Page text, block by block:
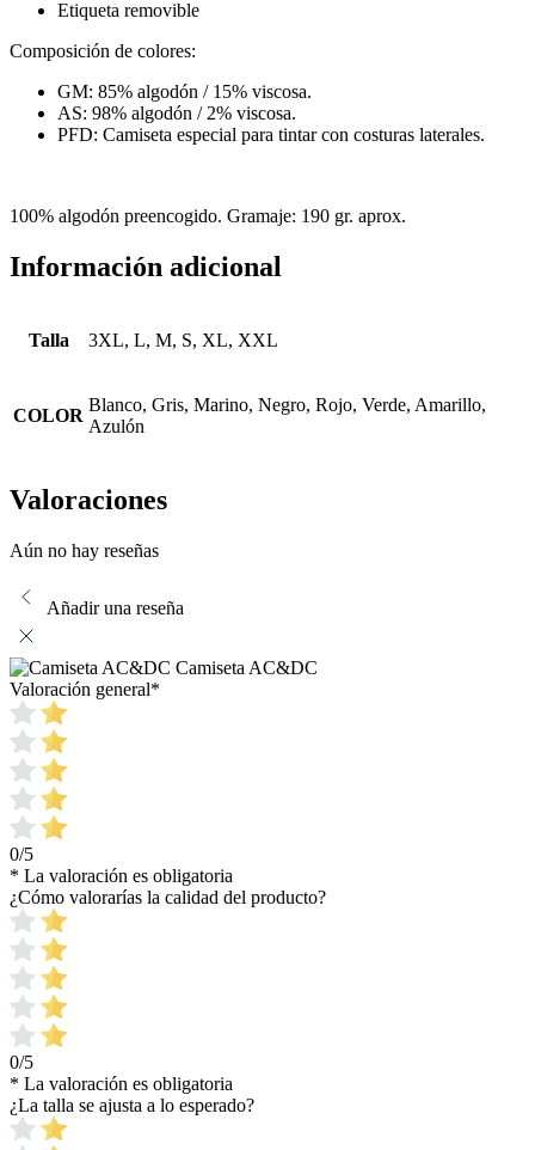
Etiqueta removible
Composición de colores:
GM: 85% algodón / 15% viscosa.
AS: 98% algodón / 2% viscosa.
PFD: Camiseta especial para tintar con costuras laterales.
100% algodón preencogido. Gramaje: 190 gr. aprox.
Información adicional
Talla 3XL, L, M, S, XL, XXL
COLOR
Blanco, Gris, Marino, Negro, Rojo, Verde, Amarillo,
Azulón
Valoraciones
Aún no hay reseñas
Añadir una reseña
Camiseta AC&DC
Valoración general*
0/5
* La valoración es obligatoria
¿Cómo valorarías la calidad del producto?
0/5
* La valoración es obligatoria
¿La talla se ajusta a lo esperado?